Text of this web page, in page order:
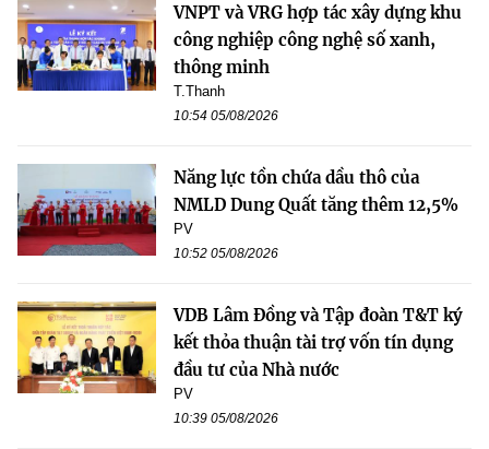
VNPT và VRG hợp tác xây dựng khu
công nghiệp công nghệ số xanh,
thông minh
T.Thanh
10:54 05/08/2026
Năng lực tồn chứa dầu thô của
NMLD Dung Quất tăng thêm 12,5%
PV
10:52 05/08/2026
VDB Lâm Đồng và Tập đoàn T&T ký
kết thỏa thuận tài trợ vốn tín dụng
đầu tư của Nhà nước
PV
10:39 05/08/2026